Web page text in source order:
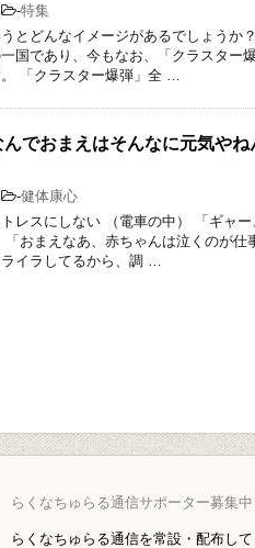
-特集
うとどんなイメージがあるでしょうか
国であり、今もなお、「クラスター
「クラスター爆弾」全 …
んでおまえはそんなに元気や
-健体康心
レスにしない （電車の中） 「ギャ
「おまえなあ、赤ちゃんは泣くのが
イラしてるから、調 …
らくなちゅらる通信サポーター募集中
らくなちゅらる通信を常設・配布し